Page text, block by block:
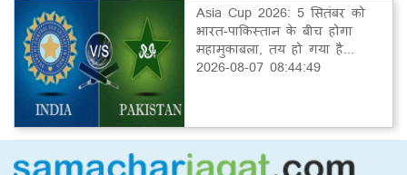
Asia Cup 2026: 5 सितंबर को
भारत-पाकिस्तान के बीच होगा
महामुकाबला, तय हो गया है...
2026-08-07 08:44:49